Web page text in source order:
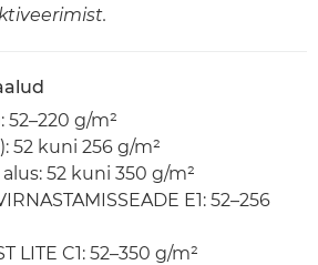
52–220 g/m²
52 kuni 256 g/m²
52 kuni 350 g/m²
E1: 52–256
LITE C1: 52–350 g/m²